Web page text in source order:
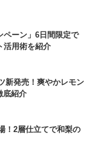
ペーン」6日間限定で
活用術を紹介
新発売！爽やかレモン
底紹介
！2層仕立てで和梨の